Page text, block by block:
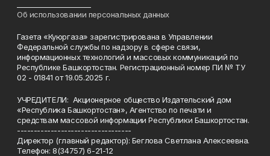
Об использовании персональных данных
Газета «Куюргаза» зарегистрирована в Управлении
Федеральной службы по надзору в сфере связи,
информационных технологий и массовых коммуникаций по
Республике Башкортостан. Регистрационный номер ПИ № ТУ
02 - 01841 от 19.05.2025 г.
УЧРЕДИТЕЛИ: Акционерное общество Издательский дом
«Республика Башкортостан», Агентство по печати и
средствам массовой информации Республики Башкортостан.
----------------------------------
Директор (главный редактор): Беглова Светлана Алексеевна.
Телефон: 8(34757) 6-21-12